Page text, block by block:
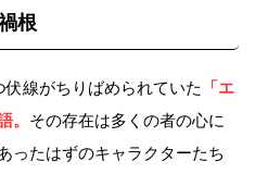
根
線がちりばめられていた 「エ
。 その存在は多くの者の心に
ったはずのキャラクターたち